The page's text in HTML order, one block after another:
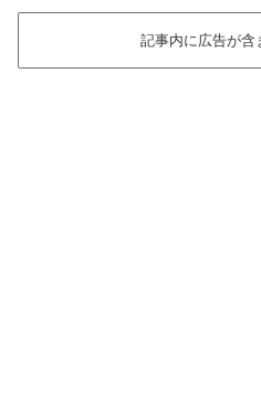
記事内に広告が含